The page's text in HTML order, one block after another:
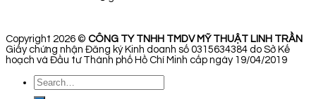
Copyright 2026 © CÔNG TY TNHH TMDV MỸ THUẬT LINH TRẦN
Giấy chứng nhận Đăng ký Kinh doanh số 0315634384 do Sở Kế
hoạch và Đầu tư Thành phố Hồ Chí Minh cấp ngày 19/04/2019
Search
for: